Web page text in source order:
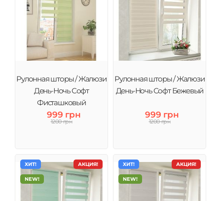
Рулонная шторы / Жалюзи
День-Ночь Софт
Фисташковый
999 грн
1200 грн
Рулонная шторы / Жалюзи
День-Ночь Софт Бежевый
999 грн
1200 грн
АКЦИЯ!
ХИТ!
NEW!
АКЦИЯ!
ХИТ!
NEW!